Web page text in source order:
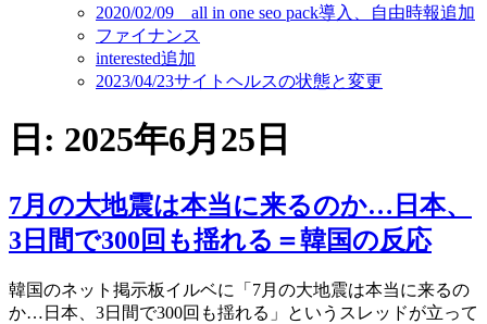
2020/02/09 all in one seo pack導入、自由時報追加
ファイナンス
interested追加
2023/04/23サイトヘルスの状態と変更
日: 2025年6月25日
7月の大地震は本当に来るのか…日本、
3日間で300回も揺れる＝韓国の反応
韓国のネット掲示板イルベに「7月の大地震は本当に来るの
か…日本、3日間で300回も揺れる」というスレッドが立って